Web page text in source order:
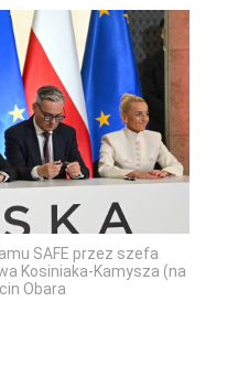
SAFE przez szefa
Kosiniaka-Kamysza (na
Obara